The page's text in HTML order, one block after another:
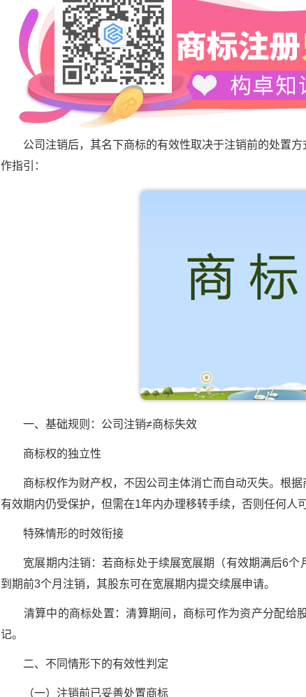
公司注销后，其名下商标的有效性取决于注销前的处置方
作指引：
一、基础规则：公司注销≠商标失效
商标权的独立性
商标权作为财产权，不因公司主体消亡而自动灭失。根据
有效期内仍受保护，但需在1年内办理移转手续，否则任何人
特殊情形的时效衔接
宽展期内注销：若商标处于续展宽展期（有效期满后6个
到期前3个月注销，其股东可在宽展期内提交续展申请。
清算中的商标处置：清算期间，商标可作为资产分配给
记。
二、不同情形下的有效性判定
（一）注销前已妥善处置商标